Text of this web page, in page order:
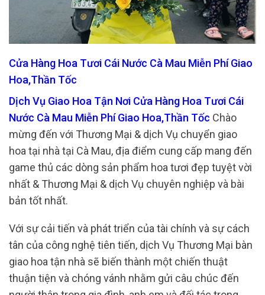
Cửa Hàng Hoa Tươi Cái Nước Cà Mau Miễn Phí Giao
Hoa,Thần Tốc
Dịch Vụ Giao Hoa Tận Nơi Cửa Hàng Hoa Tươi Cái
Nước Cà Mau Miễn Phí Giao Hoa,Thần Tốc Chào
mừng đến với Thương Mại & dịch Vụ chuyển giao
hoa tại nhà tại Cà Mau, địa điểm cung cấp mang đến
game thủ các dòng sản phẩm hoa tươi đẹp tuyệt vời
nhất & Thương Mại & dịch Vụ chuyên nghiệp và bài
bản tốt nhất.
Với sự cải tiến và phát triển của tài chính và sự cách
tân của công nghệ tiên tiến, dịch Vụ Thương Mại bàn
giao hoa tận nhà sẽ biến thành một chiến thuật
thuận tiện và chóng vánh nhằm gửi câu chúc đến